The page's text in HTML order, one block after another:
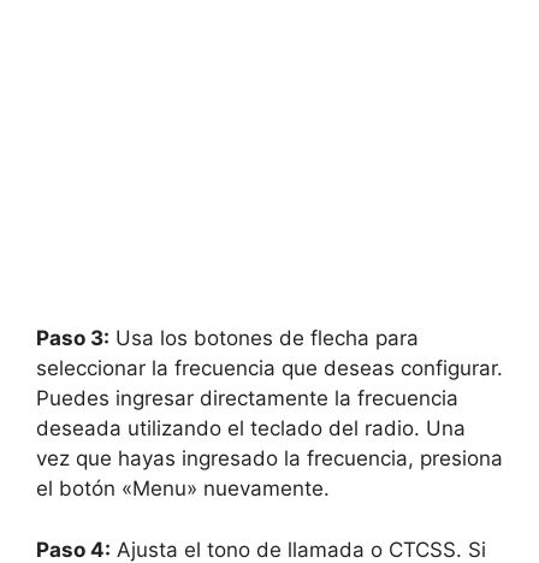
Paso 3: Usa los botones de flecha para
seleccionar la frecuencia que deseas configurar.
Puedes ingresar directamente la frecuencia
deseada utilizando el teclado del radio. Una
vez que hayas ingresado la frecuencia, presiona
el botón «Menu» nuevamente.
Paso 4: Ajusta el tono de llamada o CTCSS. Si